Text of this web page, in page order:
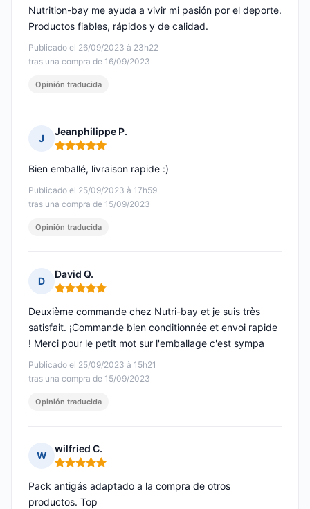
Publicado el 26/09/2023 à 23h22
tras una compra de 16/09/2023
Nutrition-bay me ayuda a vivir mi pasión por el deporte.
Productos fiables, rápidos y de calidad.
Opinión traducida
J
Jeanphilippe P.
Nota: 5 de 5
Publicado el 25/09/2023 à 17h59
tras una compra de 15/09/2023
Bien emballé, livraison rapide :)
Opinión traducida
D
David Q.
Nota: 5 de 5
Publicado el 25/09/2023 à 15h21
tras una compra de 15/09/2023
Deuxième commande chez Nutri-bay et je suis très
satisfait. ¡Commande bien conditionnée et envoi rapide
! Merci pour le petit mot sur l'emballage c'est sympa
Opinión traducida
W
wilfried C.
Nota: 5 de 5
Pack antigás adaptado a la compra de otros
productos. Top